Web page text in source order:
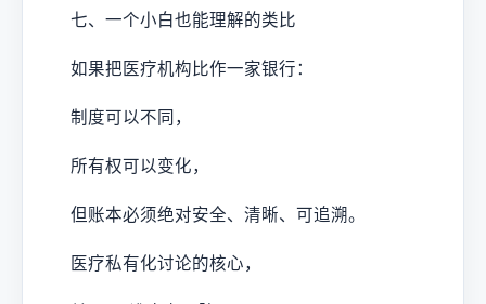
七、一个小白也能理解的类比
如果把医疗机构比作一家银行：
制度可以不同，
所有权可以变化，
但账本必须绝对安全、清晰、可追溯。
医疗私有化讨论的核心，